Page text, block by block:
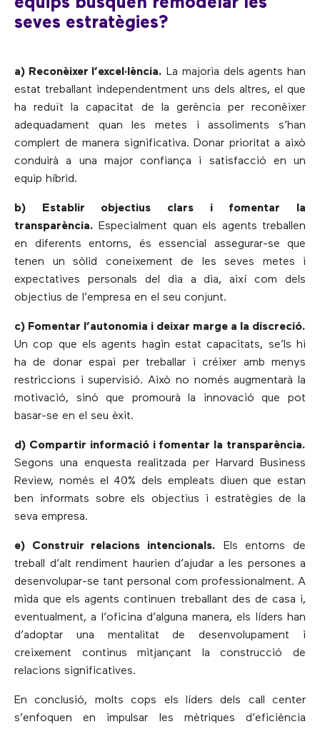
seves estratègies?
a) Reconèixer l’excel·lència. La majoria dels agents han
estat treballant independentment uns dels altres, el que
ha reduït la capacitat de la gerència per reconèixer
adequadament quan les metes i assoliments s’han
complert de manera significativa. Donar prioritat a això
conduirà a una major confiança i satisfacció en un
equip híbrid.
b) Establir objectius clars i fomentar la
transparència. Especialment quan els agents treballen
en diferents entorns, és essencial assegurar-se que
tenen un sòlid coneixement de les seves metes i
expectatives personals del dia a dia, així com dels
objectius de l’empresa en el seu conjunt.
c) Fomentar l’autonomia i deixar marge a la discreció.
Un cop que els agents hagin estat capacitats, se’ls hi
ha de donar espai per treballar i créixer amb menys
restriccions i supervisió. Això no només augmentarà la
motivació, sinó que promourà la innovació que pot
basar-se en el seu èxit.
d) Compartir informació i fomentar la transparència.
Segons una enquesta realitzada per Harvard Business
Review, només el 40% dels empleats diuen que estan
ben informats sobre els objectius i estratègies de la
seva empresa.
e) Construir relacions intencionals. Els entorns de
treball d’alt rendiment haurien d’ajudar a les persones a
desenvolupar-se tant personal com professionalment. A
mida que els agents continuen treballant des de casa i,
eventualment, a l’oficina d’alguna manera, els líders han
d’adoptar una mentalitat de desenvolupament i
creixement continus mitjançant la construcció de
relacions significatives.
En conclusió, molts cops els líders dels call center
s’enfoquen en impulsar les mètriques d’eficiència